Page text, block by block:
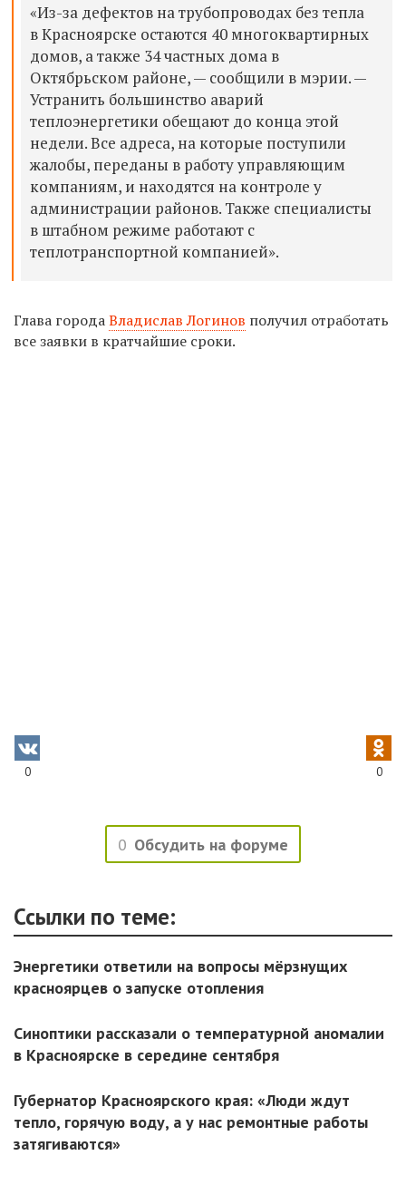
«Из-за дефектов на трубопроводах без тепла
в Красноярске остаются 40 многоквартирных
домов, а также 34 частных дома в
Октябрьском районе, — сообщили в мэрии. —
Устранить большинство аварий
теплоэнергетики обещают до конца этой
недели. Все адреса, на которые поступили
жалобы, переданы в работу управляющим
компаниям, и находятся на контроле у
администрации районов. Также специалисты
в штабном режиме работают с
теплотранспортной компанией».
Глава городаВладислав Логинов получил отработать
все заявки в кратчайшие сроки.
0 0
0 Обсудить на форуме
Ссылки по теме:
Энергетики ответили на вопросы мёрзнущих
красноярцев о запуске отопления
Синоптики рассказали о температурной аномалии
в Красноярске в середине сентября
Губернатор Красноярского края: «Люди ждут
тепло, горячую воду, а у нас ремонтные работы
затягиваются»